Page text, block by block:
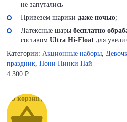
не запутались
Привезем шарики даже ночью;
Латексные шары бесплатно
составом Ultra Hi-Float для
Категории: Акционные наборы
праздник Пони Пинки Пай
4 300 ₽